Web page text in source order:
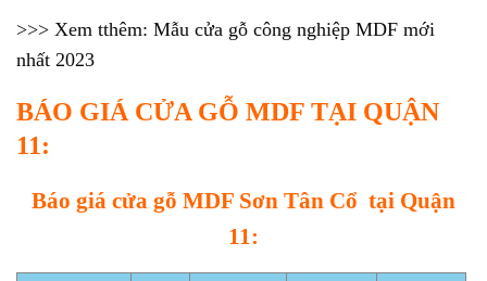
>>> Xem tthêm: Mẫu cửa gỗ công nghiệp MDF mới
nhất 2023
BÁO GIÁ CỬA GỖ MDF TẠI QUẬN
11:
Báo giá cửa gỗ MDF Sơn Tân Cổ tại Quận
11: